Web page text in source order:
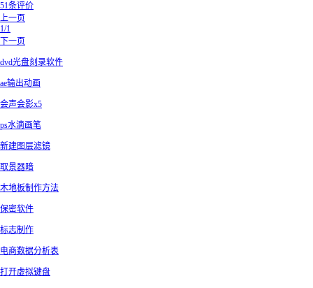
51条评价
上一页
1/1
下一页
dvd光盘刻录软件
ae输出动画
会声会影x5
ps水滴画笔
新建图层滤镜
取景器暗
木地板制作方法
保密软件
标志制作
电商数据分析表
打开虚拟键盘